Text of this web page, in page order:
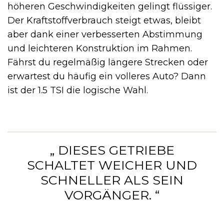
höheren Geschwindigkeiten gelingt flüssiger.
Der Kraftstoffverbrauch steigt etwas, bleibt
aber dank einer verbesserten Abstimmung
und leichteren Konstruktion im Rahmen.
Fährst du regelmäßig längere Strecken oder
erwartest du häufig ein volleres Auto? Dann
ist der 1.5 TSI die logische Wahl.
„ DIESES GETRIEBE
SCHALTET WEICHER UND
SCHNELLER ALS SEIN
VORGÄNGER. “